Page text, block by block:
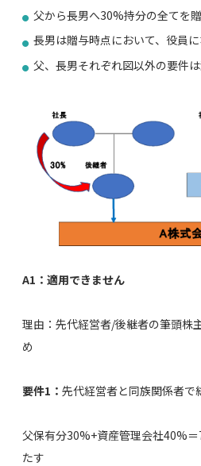
父から長男へ30%持分の全てを
長男は贈与時点において、役員
父、長男それぞれ図以外の要件
A1：適用できません
理由：先代経営者/後継者の筆頭株
め
要件1： 先代経営者と同族関係者
父保有分30%+資産管理会社40%
たす